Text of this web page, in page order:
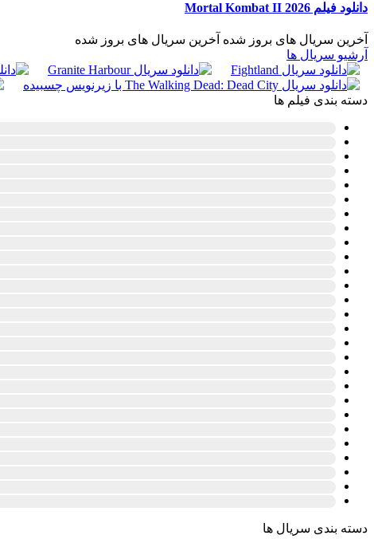
دانلود فیلم Mortal Kombat II 2026
آخرین سریال های بروز شده آخرین سریال های بروز شده
آرشیو سریال ها
دسته بندی فیلم ها
دسته بندی سریال ها